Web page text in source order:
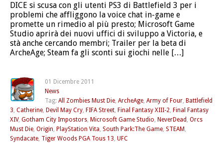
DICE si scusa con gli utenti PS3 di Battlefield 3 per i
problemi che affliggono la voice chat in-game e
promette un rimedio al più presto; Microsoft Game
Studio aprirà dei nuovi uffici di sviluppo a Victoria, e
stà anche cercando membri; Trailer per la beta di
ArcheAge; Steam fa gli sconti sui giochi nelle […]
01 Dicembre 2011
News
Tag: All Zombies Must Die, ArcheAge, Army of Four, Battlefield
3, Catherine, Devil May Cry, FIFA Street, Final Fantasy XIII-2, Final Fantasy
XIV, Gotham City Impostors, Microsoft Game Studio, NeverDead , Orcs
Must Die, Origin, PlayStation Vita, South Park:The Game, STEAM ,
Syndacate, Tiger Woods PGA Tous 13, UFC